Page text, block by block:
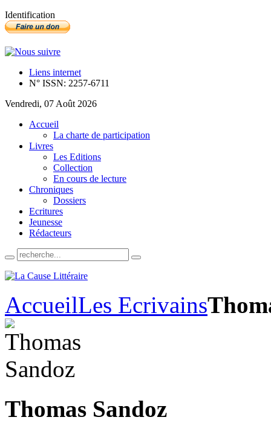
Identification
Liens internet
N° ISSN: 2257-6711
Vendredi, 07 Août 2026
Accueil
La charte de participation
Livres
Les Editions
Collection
En cours de lecture
Chroniques
Dossiers
Ecritures
Jeunesse
Rédacteurs
AccueilLes Ecrivains
Thomas Sandoz